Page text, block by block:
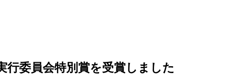
行委員会特別賞を受賞しました